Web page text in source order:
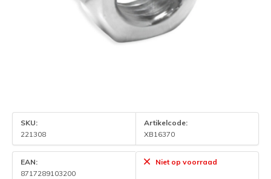
SKU:
221308
Artikelcode:
XB16370
EAN:
8717289103200
Niet op voorraad